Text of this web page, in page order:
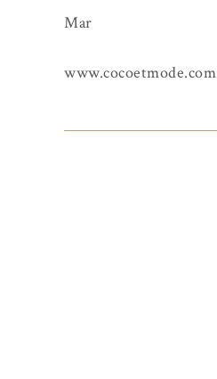
Mar
www.cocoetmode.com